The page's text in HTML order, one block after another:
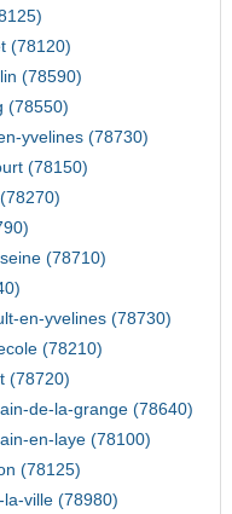
(78120)
(78590)
(78550)
yvelines (78730)
(78150)
(78710)
en-yvelines (78730)
(78210)
(78720)
de-la-grange (78640)
en-laye (78100)
(78125)
ville (78980)